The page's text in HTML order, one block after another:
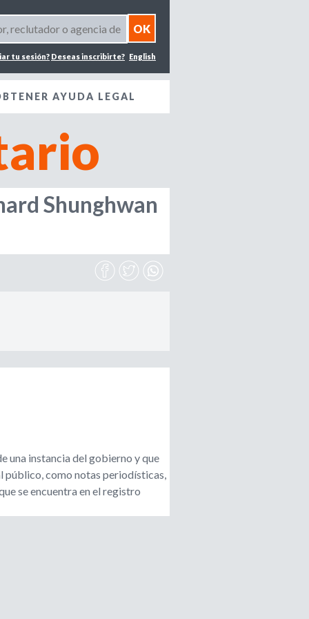
English
tu sesión? Deseas inscribirte?
Shunghwan
una instancia del gobierno y que
público, como notas periodísticas,
se encuentra en el registro
AYUDA LEGAL